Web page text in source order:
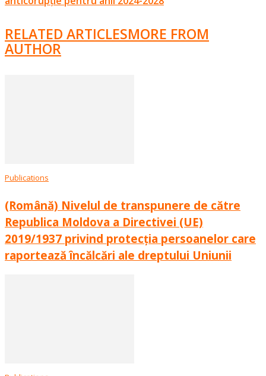
RELATED ARTICLESMORE FROM
AUTHOR
Publications
(Română) Nivelul de transpunere de către
Republica Moldova a Directivei (UE)
2019/1937 privind protecția persoanelor care
raportează încălcări ale dreptului Uniunii